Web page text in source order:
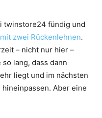
twinstore24 fündig und
zwei Rückenlehnen.
– nicht nur hier –
lang, dass dann
liegt und im nächsten
Aber eine